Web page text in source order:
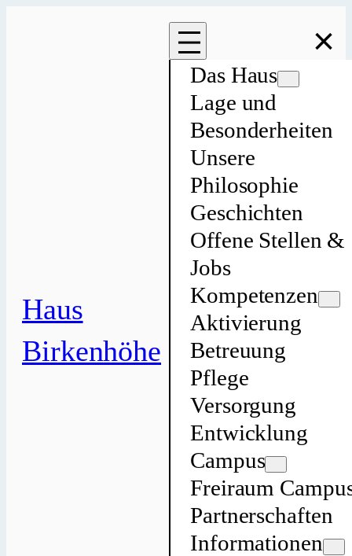
Haus
Birkenhöhe
×
Das Haus
Lage und
Besonderheiten
Unsere
Philosophie
Geschichten
Offene Stellen &
Jobs
Kompetenzen
Aktivierung
Betreuung
Pflege
Versorgung
Entwicklung
Campus
Freiraum
Partnerschaften
Informationen